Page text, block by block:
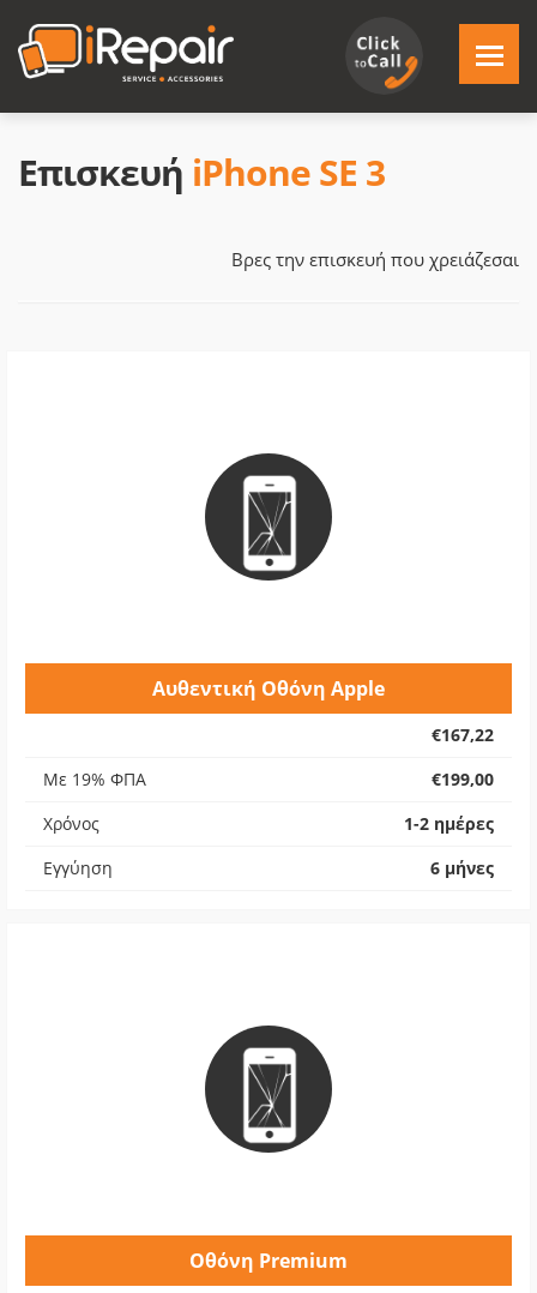
Επισκευή iPhone SE 3
Βρες την επισκευή που χρειάζεσαι
Αυθεντική Οθόνη Apple
€167,22
Με 19% ΦΠΑ
€199,00
Χρόνος
1-2 ημέρες
Εγγύηση
6 μήνες
Οθόνη Premium